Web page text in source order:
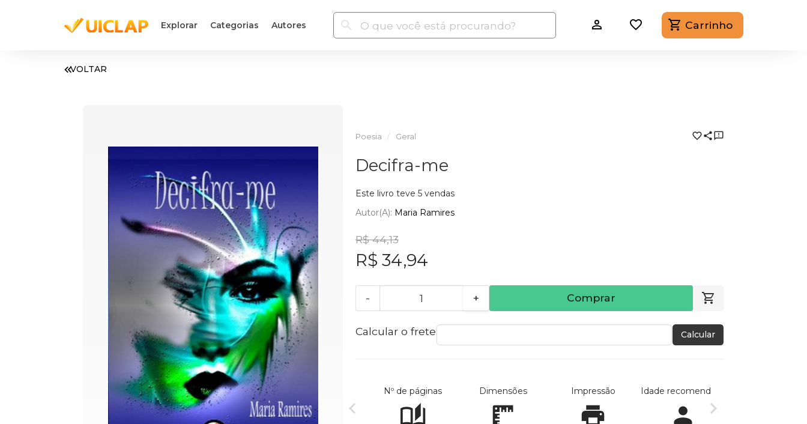
Explorar Categorias Autores Carrinho
VOLTAR
Poesia Geral
Decifra-me
Este livro teve 5 vendas
Autor(a): Maria Ramires
R$ 44,13
R$ 34,94
- + Comprar
Calcular o frete Calcular
Nº de páginas Dimensões Impressão Idade recomendada